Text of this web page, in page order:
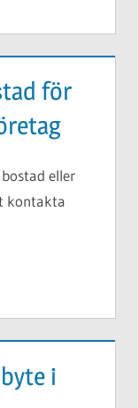
för
eller
kontakta
i